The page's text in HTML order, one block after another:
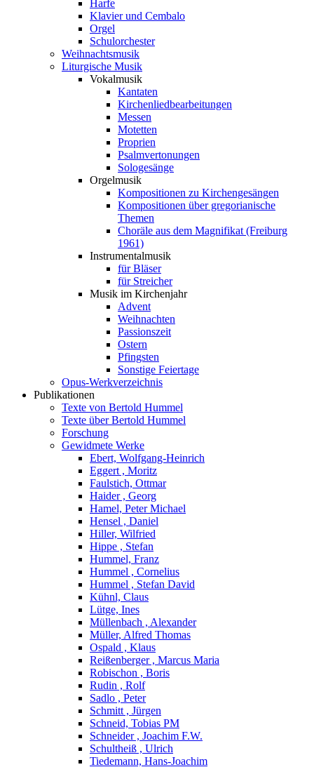
Harfe
Klavier und Cembalo
Orgel
Schulorchester
Weihnachtsmusik
Liturgische Musik
Vokalmusik
Kantaten
Kirchenliedbearbeitungen
Messen
Motetten
Proprien
Psalmvertonungen
Sologesänge
Orgelmusik
Kompositionen zu Kirchengesängen
Kompositionen über gregorianische
Themen
Choräle aus dem Magnifikat (Freiburg
1961)
Instrumentalmusik
für Bläser
für Streicher
Musik im Kirchenjahr
Advent
Weihnachten
Passionszeit
Ostern
Pfingsten
Sonstige Feiertage
Opus-Werkverzeichnis
Publikationen
Texte von Bertold Hummel
Texte über Bertold Hummel
Forschung
Gewidmete Werke
Ebert, Wolfgang-Heinrich
Eggert , Moritz
Faulstich, Ottmar
Haider , Georg
Hamel, Peter Michael
Hensel , Daniel
Hiller, Wilfried
Hippe , Stefan
Hummel, Franz
Hummel , Cornelius
Hummel , Stefan David
Kühnl, Claus
Lütge, Ines
Müllenbach , Alexander
Müller, Alfred Thomas
Ospald , Klaus
Reißenberger , Marcus Maria
Robischon , Boris
Rudin , Rolf
Sadlo , Peter
Schmitt , Jürgen
Schneid, Tobias PM
Schneider , Joachim F.W.
Schultheiß , Ulrich
Tiedemann, Hans-Joachim